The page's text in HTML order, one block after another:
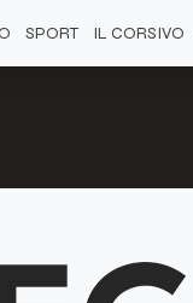
SPORT IL CORSIVO